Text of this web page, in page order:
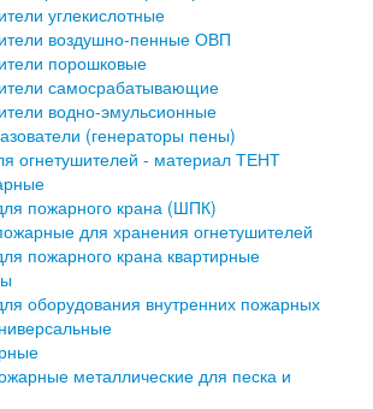
углекислотные
воздушно-пенные ОВП
порошковые
самосрабатывающие
водно-эмульсионные
(генераторы пены)
огнетушителей - материал ТЕНТ
пожарного крана (ШПК)
для хранения огнетушителей
пожарного крана квартирные
оборудования внутренних пожарных
металлические для песка и